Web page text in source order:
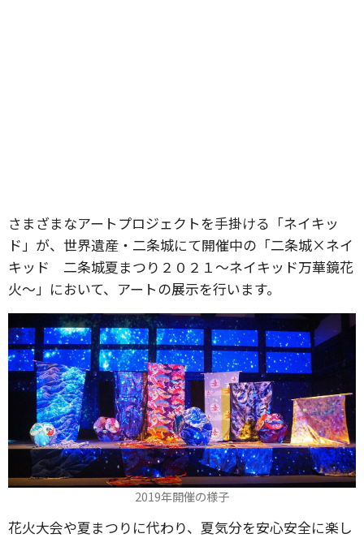
さまざまなアートプロジェクトを手掛ける「ネイキッ
ド」が、世界遺産・二条城にて開催中の「二条城×ネイ
キッド 二条城夏まつり２０２１〜ネイキッド万華鏡花
火〜」において、アートの展示を行います。
2019年開催の様子
花火大会や夏まつりに代わり、夏気分を安心安全に楽し